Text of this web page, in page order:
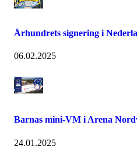
Århundrets signering i
06.02.2025
Barnas mini-VM i Arena
24.01.2025